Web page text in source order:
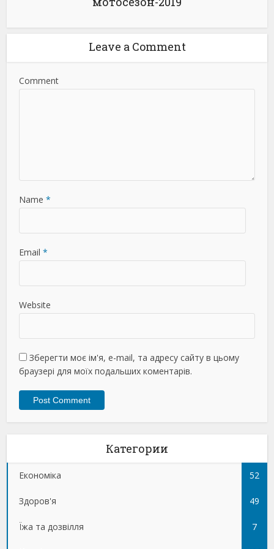
Leave a Comment
Comment
Name *
Email *
Website
Зберегти моє ім'я, e-mail, та адресу сайту в цьому
браузері для моїх подальших коментарів.
Категории
Економіка 52
Здоров'я 49
Їжа та дозвілля 7